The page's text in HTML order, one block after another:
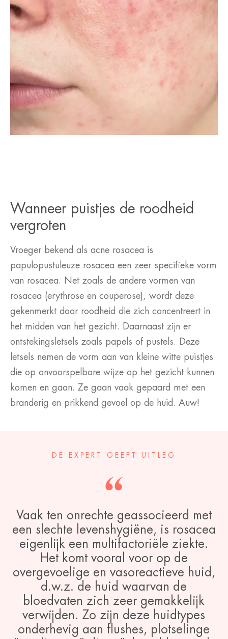
Wanneer puistjes de roodheid
vergroten
Vroeger bekend als acne rosacea is
papulopustuleuze rosacea een zeer specifieke vorm
van rosacea. Net zoals de andere vormen van
rosacea (erythrose en couperose), wordt deze
gekenmerkt door roodheid die zich concentreert in
het midden van het gezicht. Daarnaast zijn er
ontstekingsletsels zoals papels of pustels. Deze
letsels nemen de vorm aan van kleine witte puistjes
die op onvoorspelbare wijze op het gezicht kunnen
komen en gaan. Ze gaan vaak gepaard met een
branderig en prikkend gevoel op de huid. Auw!
DE EXPERT GEEFT UITLEG
Vaak ten onrechte geassocieerd met
een slechte levenshygiëne, is rosacea
eigenlijk een multifactoriële ziekte.
Het komt vooral voor op de
overgevoelige en vasoreactieve huid,
d.w.z. de huid waarvan de
bloedvaten zich zeer gemakkelijk
verwijden. Zo zijn deze huidtypes
onderhevig aan flushes, plotselinge